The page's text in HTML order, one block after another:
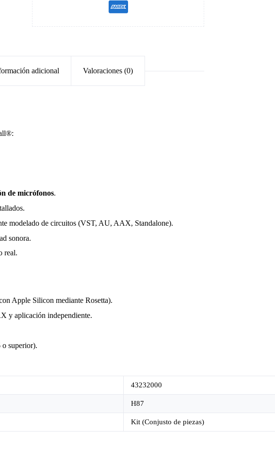
adicional Valoraciones (0)
de micrófonos.
modelado de circuitos (VST, AU, AAX, Standalone).
sonora.
real.
Apple Silicon mediante Rosetta).
y aplicación independiente.
o superior).
43232000
H87
Kit (Conjusto de piezas)